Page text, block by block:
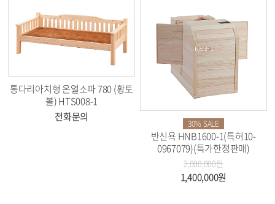
통다리아치형 온열소파 780 (황토
볼) HTS008-1
전화문의
30% SALE
반신욕 HNB1600-1(특허10-
0967079)(특가한정판매)
2,000,000원
1,400,000원